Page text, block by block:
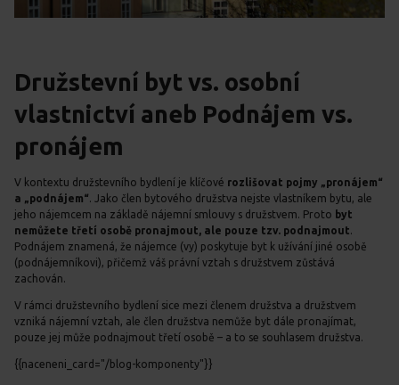
Družstevní byt vs. osobní
vlastnictví aneb Podnájem vs.
pronájem
V kontextu družstevního bydlení je klíčové rozlišovat pojmy „pronájem“
a „podnájem“. Jako člen bytového družstva nejste vlastníkem bytu, ale
jeho nájemcem na základě nájemní smlouvy s družstvem. Proto byt
nemůžete třetí osobě pronajmout, ale pouze tzv. podnajmout.
Podnájem znamená, že nájemce (vy) poskytuje byt k užívání jiné osobě
(podnájemníkovi), přičemž váš právní vztah s družstvem zůstává
zachován.
V rámci družstevního bydlení sice mezi členem družstva a družstvem
vzniká nájemní vztah, ale člen družstva nemůže byt dále pronajímat,
pouze jej může podnajmout třetí osobě – a to se souhlasem družstva.
{{naceneni_card="/blog-komponenty"}}